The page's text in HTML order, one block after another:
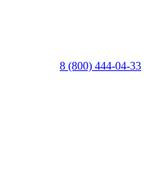
8 (800) 444-04-33